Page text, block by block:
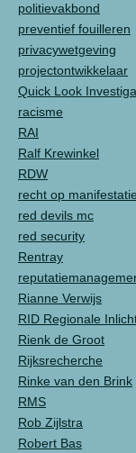
politievakbond
preventief fouilleren
privacywetgeving
projectontwikkelaar
Quick Look
racisme
RAI
Ralf Krewinkel
RDW
recht op
red devils mc
red security
Rentray
Rianne Verwijs
RID Regionale
Rienk de Groot
Rijksrecherche
Rinke van den Brink
RMS
Rob Zijlstra
Robert Bas